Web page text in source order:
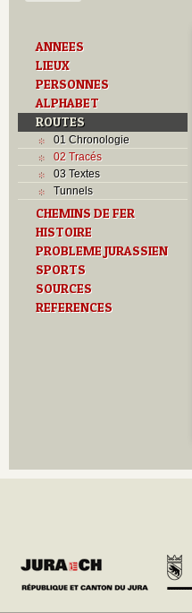
ANNEES
LIEUX
PERSONNES
ALPHABET
ROUTES
01 Chronologie
02 Tracés
03 Textes
Tunnels
CHEMINS DE FER
HISTOIRE
PROBLEME JURASSIEN
SPORTS
SOURCES
REFERENCES